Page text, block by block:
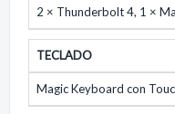
2 × Thunderbolt 4, 1 ×
TECLADO
Magic Keyboard con